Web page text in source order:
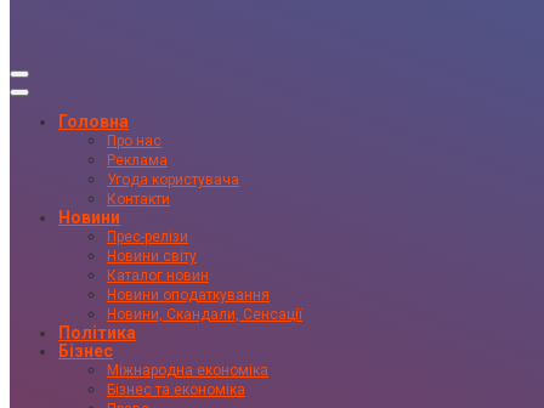
Головна
Про нас
Реклама
Угода користувача
Контакти
Новини
Прес-релізи
Новини світу
Каталог новин
Новини оподаткування
Новини, Скандали, Сенсації
Політика
Бізнес
Міжнародна економіка
Бізнес та економіка